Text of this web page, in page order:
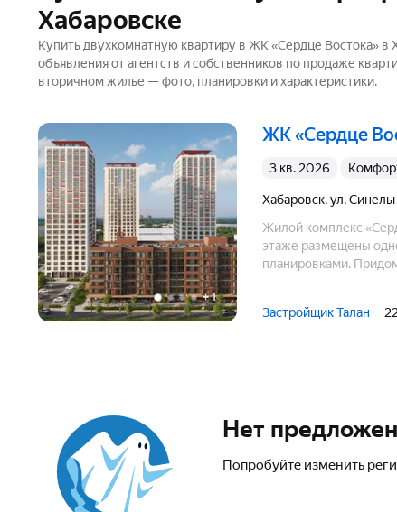
Хабаровске
Купить двухкомнатную квартиру в ЖК «Сердце Востока»
объявления от агентств и собственников по продаже
вторичном жилье — фото, планировки и характеристики.
ЖК «Сердце
3 кв. 2026
Хабаровск,ул.
Жилой комплекс
этаже размещены
планировками.
Застройщик Талан
+1
Нет
Попробуйте изменить